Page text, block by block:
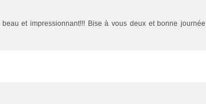
et impressionnant!!! Bise à vous deux et bonne journée